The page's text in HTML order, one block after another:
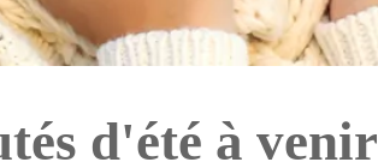
d'été à venir